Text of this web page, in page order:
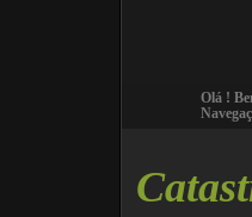
Olá !